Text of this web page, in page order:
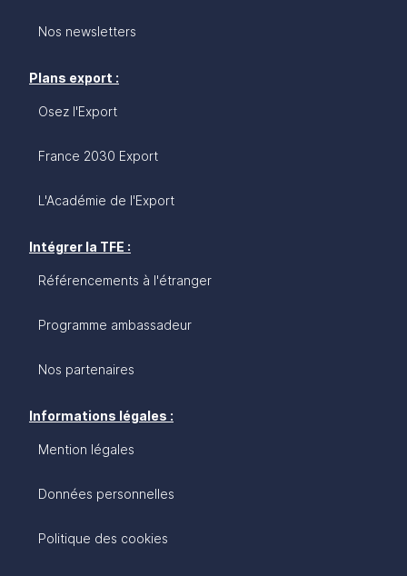
Nos newsletters
Plans export :
Osez l'Export
France 2030 Export
L'Académie de l'Export
Intégrer la TFE :
Référencements à l'étranger
Programme ambassadeur
Nos partenaires
Informations légales :
Mention légales
Données personnelles
Politique des cookies